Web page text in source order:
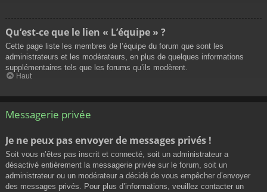
Qu’est-ce que le lien « L’équipe » ?
Cette page liste les membres de l’équipe du forum que sont les
administrateurs et les modérateurs, en plus de quelques informations
supplémentaires tels que les forums qu’ils modèrent.
Haut
Messagerie privée
Je ne peux pas envoyer de messages privés !
Soit vous n’êtes pas inscrit et connecté, soit un administrateur a
désactivé entièrement la messagerie privée sur le forum, soit un
administrateur ou un modérateur a décidé de vous empêcher d’envoyer
des messages privés. Pour plus d’informations, veuillez contacter un